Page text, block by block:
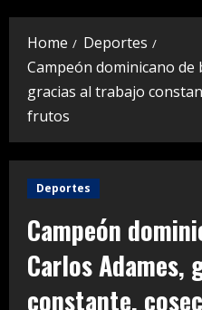
Home
Deportes
Campeón dominicano de
gracias al trabajo
frutos
Deportes
Campeón
Carlos Adames,
constante,